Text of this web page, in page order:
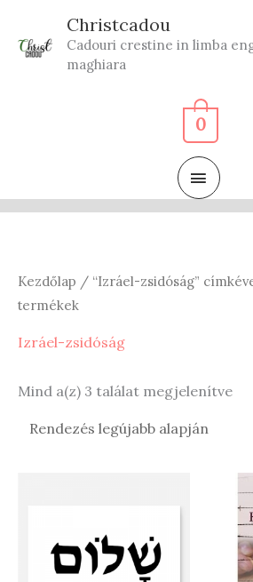
content
Christcadou
Cadouri crestine in limba
maghiara
MAIN
0
Kezdőlap / “Izráel-zsidóság”
termékek
Izráel-zsidóság
Mind a(z) 3 találat megjelenítve